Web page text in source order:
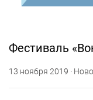
Фестиваль
13 ноября 2019 ·